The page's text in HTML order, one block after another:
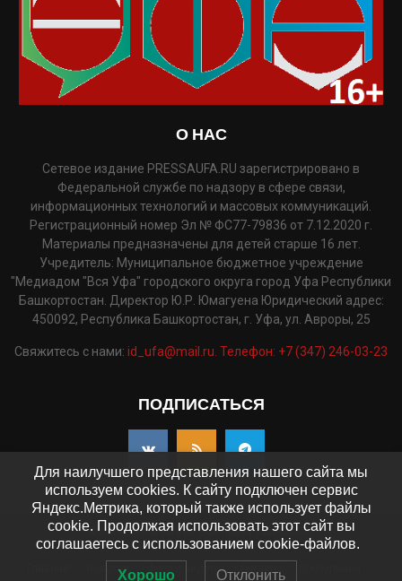
О НАС
Сетевое издание PRESSAUFA.RU зарегистрировано в
Федеральной службе по надзору в сфере связи,
информационных технологий и массовых коммуникаций.
Регистрационный номер Эл № ФС77-79836 от 7.12.2020 г.
Материалы предназначены для детей старше 16 лет.
Учредитель: Муниципальное бюджетное учреждение
"Медиадом "Вся Уфа" городского округа город Уфа Республики
Башкортостан. Директор Ю.Р. Юмагуена Юридический адрес:
450092, Республика Башкортостан, г. Уфа, ул. Авроры, 25
Свяжитесь с нами: id_ufa@mail.ru. Телефон: +7 (347) 246-03-23
ПОДПИСАТЬСЯ
©2025 - pressaufa.ru. Все права защищены.
Новости
Для наилучшего представления нашего сайта мы
используем cookies. К сайту подключен сервис
Яндекс.Метрика, который также использует файлы
cookie. Продолжая использовать этот сайт вы
соглашаетесь с использованием cookie-файлов.
Хорошо Отклонить